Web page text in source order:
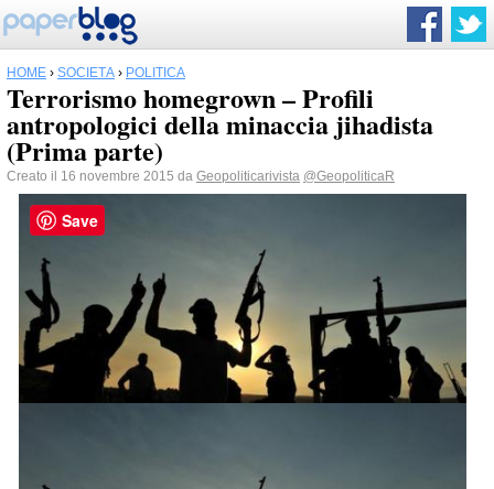
HOME › SOCIETÀ › POLITICA
Terrorismo homegrown – Profili
antropologici della minaccia jihadista
(Prima parte)
Creato il 16 novembre 2015 da Geopoliticarivista @GeopoliticaR
Save